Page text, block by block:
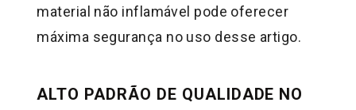
material não inflamável pode oferecer
máxima segurança no uso desse artigo.
ALTO PADRÃO DE QUALIDADE NO